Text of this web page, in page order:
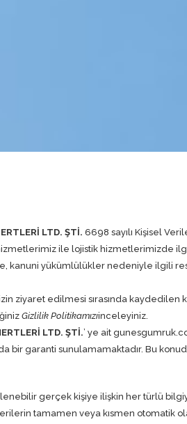
LTD. ŞTİ. 6698 sayılı Kişisel
ile lojistik hizmetlerimizde
yükümlülükler nedeniyle ilgili
ziyaret edilmesi sırasında
Gizlilik Politikamızıinceleyiniz.
LTD. ŞTİ.’ ye ait
bir garanti sunulamamaktadır. Bu
gerçek kişiye ilişkin her türlü
tamamen veya kısmen otomatik